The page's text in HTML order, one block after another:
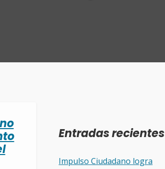
Entradas recientes
Impulso Ciudadano logra